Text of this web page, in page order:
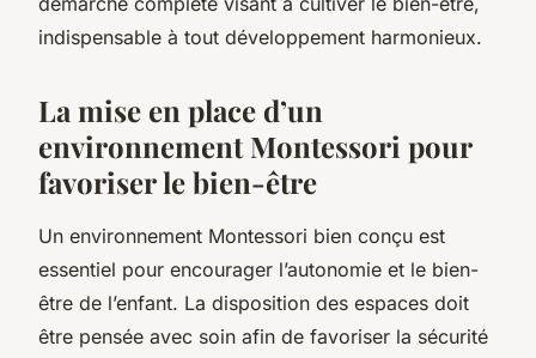
indispensable à tout développement harmonieux.
La mise en place d’un
environnement Montessori pour
favoriser le bien-être
Un environnement Montessori bien conçu est
essentiel pour encourager l’autonomie et le bien-
être de l’enfant. La disposition des espaces doit
être pensée avec soin afin de favoriser la sécurité